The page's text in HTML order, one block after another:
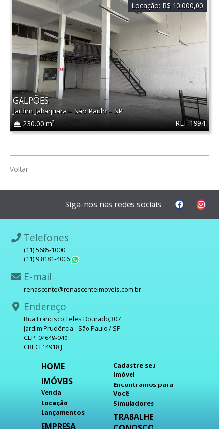
REF 1994
GALPÕES
Jardim Jabaquara– São Paulo– SP
230.00 m²
Locação: R$ 10.000,00
Voltar
Siga-nos nas redes sociais
Telefones
(11) 5685-1000
(11) 9 8181-4006
E-mail
renascente@renascenteimoveis.com.br
Endereço
Rua Francisco Teles Dourado,307
Jardim Prudência - São Paulo / SP
CEP: 04649-040
CRECI 14918 J
HOME
IMÓVEIS
Venda
Locação
Lançamentos
EMPRESA
Cadastre seu
Imóvel
Encontramos para
Você
Simuladores
TRABALHE